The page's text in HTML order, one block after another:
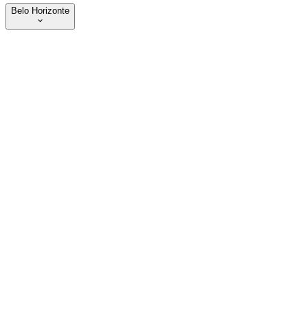
Belo Horizonte